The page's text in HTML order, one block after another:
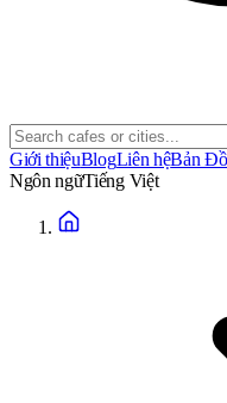
Giới thiệuBlogLiên hệBản
Ngôn ngữTiếng Việt